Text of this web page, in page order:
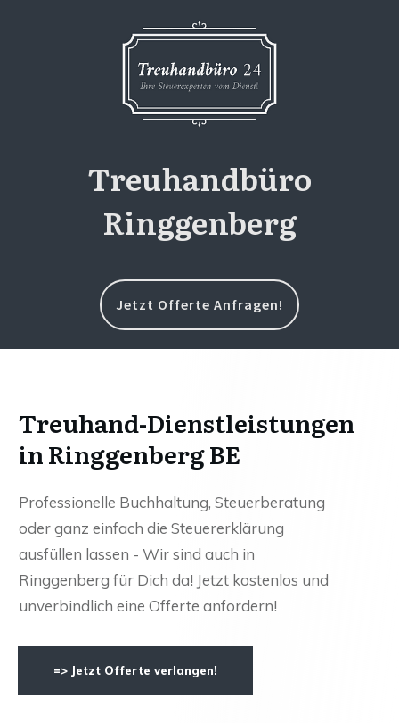
Treuhandbüro
Ringgenberg
Jetzt Offerte Anfragen!
Treuhand-Dienstleistungen
in Ringgenberg BE
Professionelle Buchhaltung, Steuerberatung
oder ganz einfach die Steuererklärung
ausfüllen lassen - Wir sind auch in
Ringgenberg für Dich da! Jetzt kostenlos und
unverbindlich eine Offerte anfordern!
=> Jetzt Offerte verlangen!